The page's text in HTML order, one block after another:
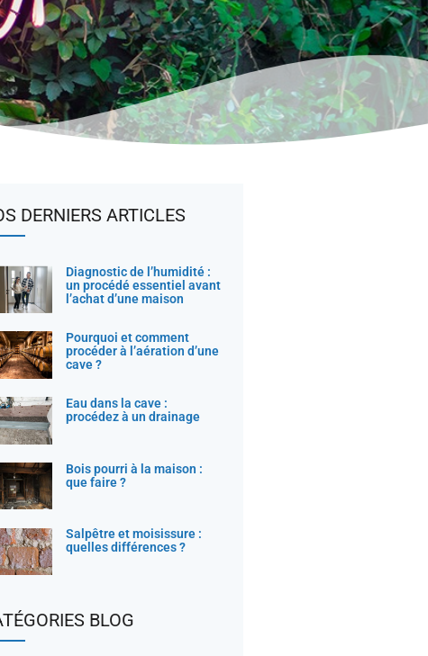
DERNIERS ARTICLES
Diagnostic de l’humidité :
un procédé essentiel avant
l’achat d’une maison
Pourquoi et comment
procéder à l’aération d’une
cave ?
Eau dans la cave :
procédez à un drainage
Bois pourri à la maison :
que faire ?
Salpêtre et moisissure :
quelles différences ?
BLOG